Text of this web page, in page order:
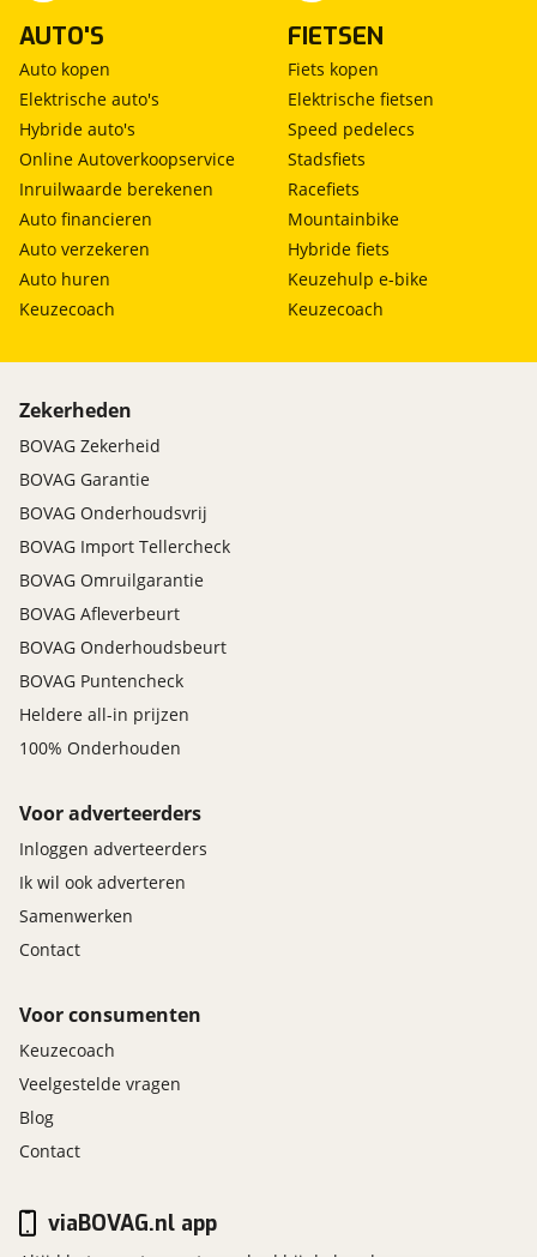
AUTO'S
Auto kopen
Elektrische auto's
Hybride auto's
Online Autoverkoopservice
Inruilwaarde berekenen
Auto financieren
Auto verzekeren
Auto huren
Keuzecoach
FIETSEN
Fiets kopen
Elektrische fietsen
Speed pedelecs
Stadsfiets
Racefiets
Mountainbike
Hybride fiets
Keuzehulp e-bike
Keuzecoach
Zekerheden
BOVAG Zekerheid
BOVAG Garantie
BOVAG Onderhoudsvrij
BOVAG Import Tellercheck
BOVAG Omruilgarantie
BOVAG Afleverbeurt
BOVAG Onderhoudsbeurt
BOVAG Puntencheck
Heldere all-in prijzen
100% Onderhouden
Voor adverteerders
Inloggen adverteerders
Ik wil ook adverteren
Samenwerken
Contact
Voor consumenten
Keuzecoach
Veelgestelde vragen
Blog
Contact
viaBOVAG.nl app